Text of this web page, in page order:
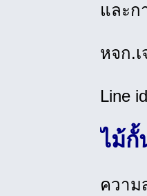
และก
หจก.
Line
ไม้กั้
ความ